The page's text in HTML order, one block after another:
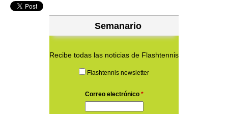
Semanario
Recibe todas las noticias de Flashtennis
Flashtennis newsletter
Correo electrónico *